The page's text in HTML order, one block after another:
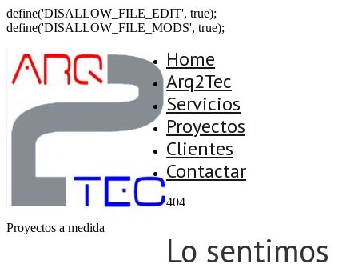
define('DISALLOW_FILE_EDIT', true);
define('DISALLOW_FILE_MODS', true);
Proyectos a medida
Home
Arq2Tec
Servicios
Proyectos
Clientes
Contactar
404
Lo sentimos